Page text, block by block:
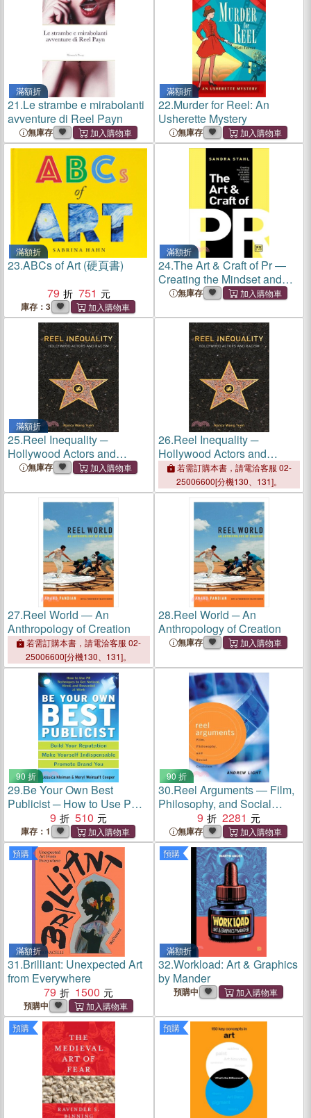
滿額折
21.Le strambe e mirabolanti
avventure di Reel Payn
無庫存
滿額折
22.Murder for Reel: An
Usherette Mystery
無庫存
滿額折
23.ABCs of Art (硬頁書)
79
751
庫存：3
滿額折
24.The Art & Craft of Pr ―
Creating the Mindset and
Skills to Succeed in Public
無庫存
滿額折
25.Reel Inequality ─
Hollywood Actors and
Racism
無庫存
26.Reel Inequality ─
Hollywood Actors and
Racism
若需訂購本書，請電洽客服 02-
25006600[分機130、131]。
27.Reel World ― An
Anthropology of Creation
若需訂購本書，請電洽客服 02-
25006600[分機130、131]。
28.Reel World ─ An
Anthropology of Creation
無庫存
90 折
29.Be Your Own Best
Publicist ─ How to Use PR
Techniques to Get Noticed,
Hired, and Rewarded at
Work
9 510
庫存：1
90 折
30.Reel Arguments ― Film,
Philosophy, and Social
Criticism9 2281
無庫存
預購
滿額折
31.Brilliant: Unexpected Art
from Everywhere
79
1500
預購中
預購
滿額折
32.Workload: Art & Graphics
by Mander
預購中
預購 預購